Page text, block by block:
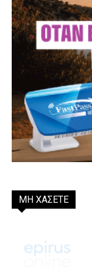
ΜΗ ΧΑΣΕΤΕ